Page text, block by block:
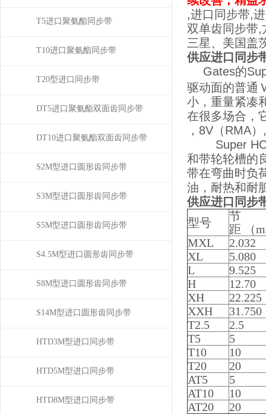
T5进口聚氨酯同步带
T10进口聚氨酯同步带
T20型进口同步带
DT5进口聚氨酯双面齿同步带
DT10进口聚氨酯双面齿同步带
S2M型进口圆形齿同步带
S3M型进口圆形齿同步带
S5M型进口圆形齿同步带
S4.5M型进口圆形齿同步带
S8M型进口圆形齿同步带
S14M型进口圆形齿同步带
HTD3M型进口同步带
HTD5M型进口同步带
HTD8M型进口同步带
,进口同步带,
双单齿同步带
三星、美国盖
供应进口同步
Gates的
驱动面的普通
小，重量紧凑
在很多场合，
，8V（RMA
Super HC包
和带轮轮槽的
带在弯曲时负
油，耐热和耐
供应进口同步
型号
节
距 （
MXL
2.032
XL
5.080
L
9.525
H
12.70
XH
22.225
XXH
31.750
T2.5
2.5
T5
5
T10
10
T20
20
AT5
5
AT10
10
AT20
20